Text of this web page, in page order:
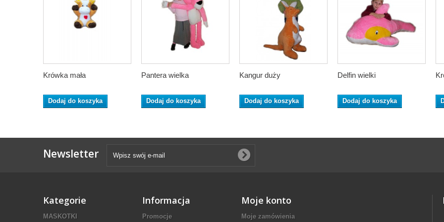
Krówka mała
Dodaj do koszyka
Pantera wielka
Dodaj do koszyka
Kangur duży
Dodaj do koszyka
Delfin wielki
Dodaj do koszyka
Newsletter
Kategorie
MASKOTKI
Informacja
Promocje
Moje konto
Moje zamówienia